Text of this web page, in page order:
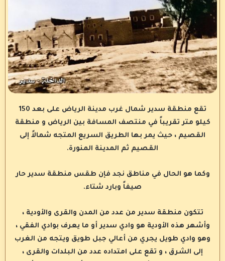
تقع منطقة سدير شمال غرب مدينة الرياض على بعد 150
كيلو متر تقريباً في منتصف المسافة بين الرياض و منطقة
القصيم ، حيث يمر بها الطريق السريع المتجه شمالاً إلى
القصيم ثم المدينة المنورة.
وكما هو الحال في مناطق نجد فإن طقس منطقة سدير حار
صيفاً وبارد شتاء.
تتكون منطقة سدير من عدد من المدن والقرى والأودية ،
وأشهر هذه الأودية هو وادي سدير أو ما يعرف بوادي الفقي ،
وهو وادي طويل يجري من أعالي جبل طويق ويتجه من الغرب
إلى الشرق ، و تقع على امتداده عدد من البلدات والقرى ،